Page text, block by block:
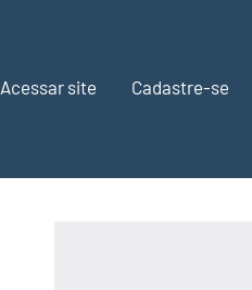
Acessar site Cadastre-se